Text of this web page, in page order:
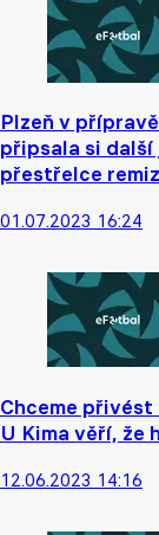
Plzeň v
připsala si další
přestřelce
01.07.2023 16:24
Chceme
U Kima věří, že
12.06.2023 14:16